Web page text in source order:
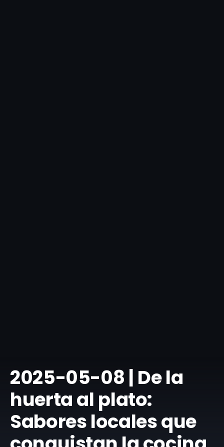
​2025-05-08 | De la
huerta al plato:
Sabores locales que